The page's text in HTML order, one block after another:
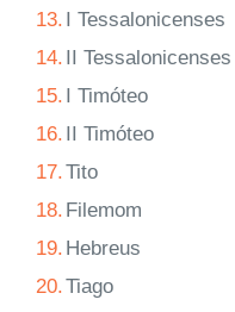
13. I Tessalonicenses
14. II Tessalonicenses
15. I Timóteo
16. II Timóteo
17.Tito
18. Filemom
19. Hebreus
20.Tiago